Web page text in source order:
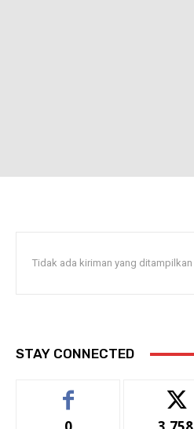
Tidak ada kiriman yang ditampilkan
STAY CONNECTED